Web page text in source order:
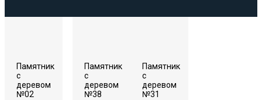
Памятник
с
деревом
№02
Памятник
с
деревом
№38
Памятник
с
деревом
№31